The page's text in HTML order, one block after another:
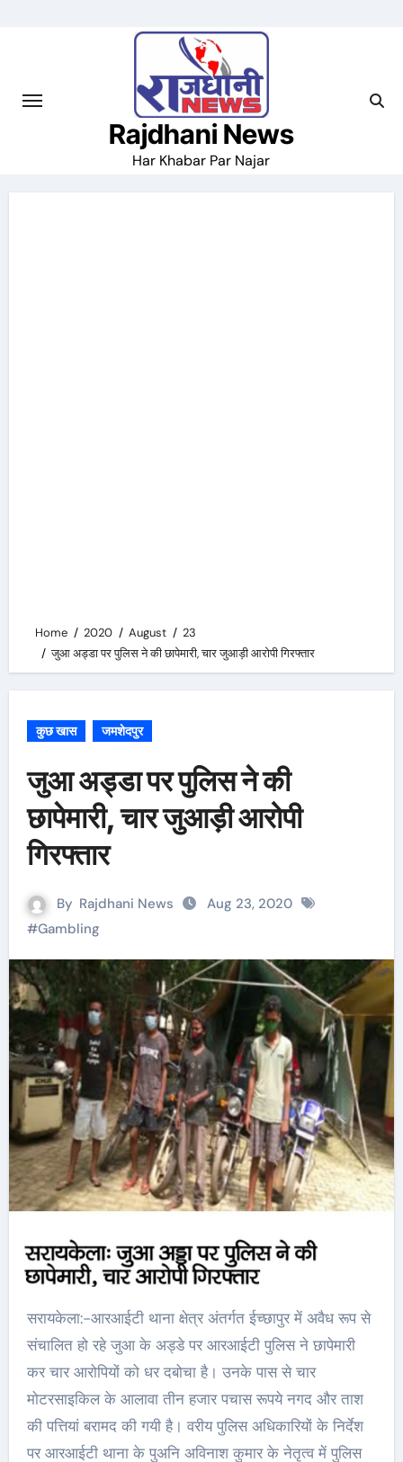
Rajdhani News
Har Khabar Par Najar
Home 2020 August
23
जुआ अड्डा पर पुलिस ने की छापेमारी, चार जुआड़ी आरोपी गिरफ्तार
कुछ खास जमशेदपुर
जुआ अड्डा पर पुलिस ने की
छापेमारी, चार जुआड़ी आरोपी
गिरफ्तार
By Rajdhani News
Aug 23, 2020
#Gambling
सरायकेला:-आरआईटी थाना क्षेत्र अंतर्गत ईच्छापुर में अवैध रूप से
संचालित हो रहे जुआ के अड्डे पर आरआईटी पुलिस ने छापेमारी
कर चार आरोपियों को धर दबोचा है। उनके पास से चार
मोटरसाइकिल के आलावा तीन हजार पचास रूपये नगद और ताश
की पत्तियां बरामद की गयी है। वरीय पुलिस अधिकारियों के निर्देश
पर आरआईटी थाना के पुअनि अविनाश कुमार के नेतृत्व में पुलिस